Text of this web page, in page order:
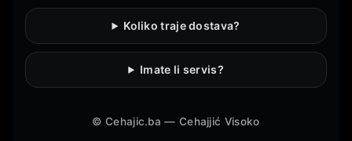
Koliko traje dostava?
Imate li servis?
©Cehajic.ba — Cehajjić Visoko